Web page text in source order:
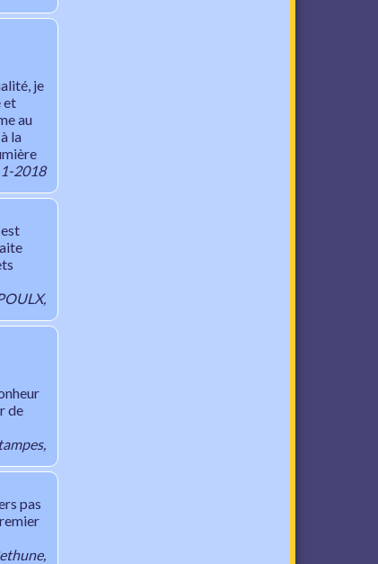
je
et
au
la
2018
de
pas